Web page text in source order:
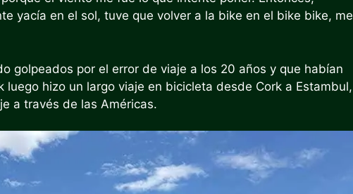
yacía en el sol, tuve que volver a la bike en el bike bike, me
golpeados por el error de viaje a los 20 años y que habían
luego hizo un largo viaje en bicicleta desde Cork a Estambul,
a través de las Américas.